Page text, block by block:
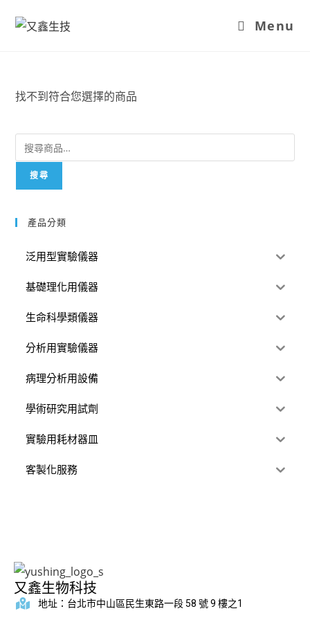
Menu
找不到符合您選擇的商品
搜尋
產品分類
泛用型實驗儀器
基礎理化用儀器
生命科學類儀器
分析用實驗儀器
病理分析用設備
學術研究用試劑
實驗用耗材器皿
客製化服務
又鑫生物科技
地址：台北市中山區民生東路一段 58 號 9 樓之1